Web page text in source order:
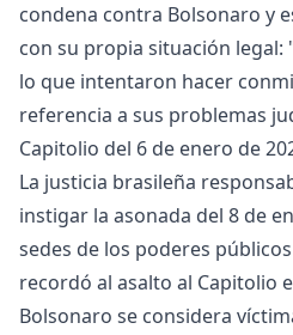
condena contra Bolsonaro y
con su propia situación legal:
lo que intentaron hacer
referencia a sus problemas
Capitolio del 6 de enero de
La justicia brasileña
instigar la asonada del 8 de
sedes de los poderes
recordó al asalto al Capitolio
Bolsonaro se considera